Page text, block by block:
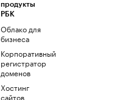
продукты
РБК
Облако для
бизнеса
Корпоративный
регистратор
доменов
Хостинг
сайтов